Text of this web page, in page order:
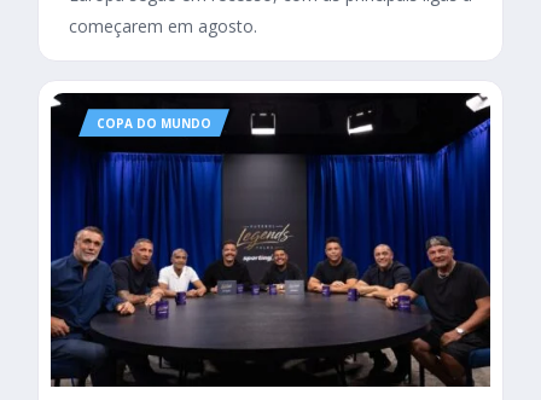
começarem em agosto.
COPA DO MUNDO